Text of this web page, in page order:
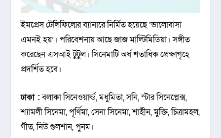
ইমপ্রেস টেলিফিল্মের ব্যানারে নির্মিত হয়েছে ‘ভালোবাসা
এমনই হয়’। পরিবেশনায় আছে জাজ মাল্টিমিডিয়া। সঙ্গীত
করেছেন এসআই টুটুল। সিনেমাটি অর্ধ শতাধিক প্রেক্ষাগৃহে
প্রদর্শিত হবে।
ঢাকা :বলাকা সিনেওয়ার্ল্ড, মধুমিতা, সনি, স্টার সিনেপ্লেক্স,
শ্যামলী সিনেমা, পূর্ণিমা, সেনা সিনেমা, শাহীন, মুক্তি, চিত্রামহল,
গীত, নিউ গুলশান, পুনম।